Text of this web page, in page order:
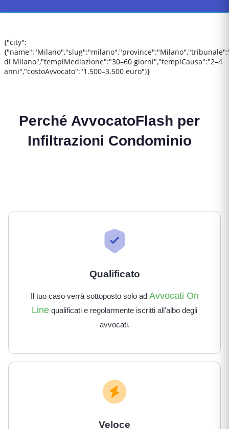
{"city":
di Milano","tempiMediazione":"30–60 giorni","tempiCausa":"2–4
anni","costoAvvocato":"1.500–3.500 euro"}}
Perché AvvocatoFlash per
Infiltrazioni Condominio
Qualificato
Il tuo caso verrà sottoposto solo ad Avvocati On
Line qualificati e regolarmente iscritti all'albo degli
avvocati.
Veloce